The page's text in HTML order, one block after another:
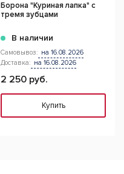
Борона "Куриная лапка" с
тремя зубцами
В наличии
Самовывоз: на 16.08.2026
Доставка: на 16.08.2026
2 250 руб.
Купить